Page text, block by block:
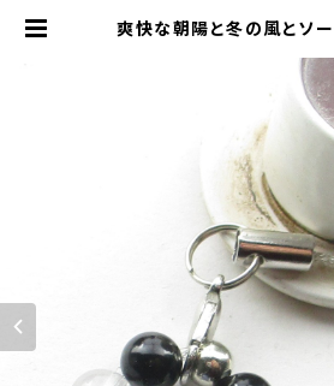
爽快な朝陽と冬の風とソ
<合格祈願ストラップ
試験対策工房